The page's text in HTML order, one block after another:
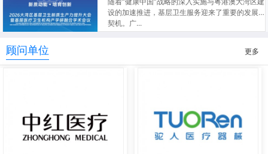
设的加速推进，基层卫生服务迎来了重要的发展
契机。广...
顾问单位 更多